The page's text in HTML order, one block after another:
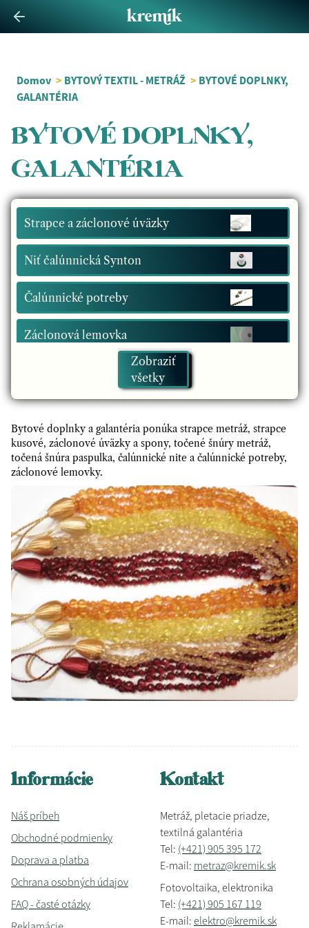
Domov > BYTOVÝ TEXTIL - METRÁŽ > BYTOVÉ DOPLNKY,
GALANTÉRIA
BYTOVÉ DOPLNKY,
GALANTÉRIA
Strapce a záclonové úväzky
Niť čalúnnická Synton
Čalúnnické potreby
Záclonová lemovka
Točené šnúry metráž
Strapce metráž
Zobraziť
všetky
Bytové doplnky a galantéria ponúka strapce metráž, strapce
kusové, záclonové úväzky a spony, točené šnúry metráž,
točená šnúra paspulka, čalúnnické nite a čalúnnické potreby,
záclonové lemovky.
Informácie
Náš príbeh
Obchodné podmienky
Doprava a platba
Ochrana osobných údajov
FAQ - časté otázky
Kontakt
Metráž, pletacie priadze,
textilná galantéria
Tel: (+421) 905 395 172
E-mail: metraz@kremik.sk
Fotovoltaika, elektronika
Tel: (+421) 905 167 119
E-mail: elektro@kremik.sk